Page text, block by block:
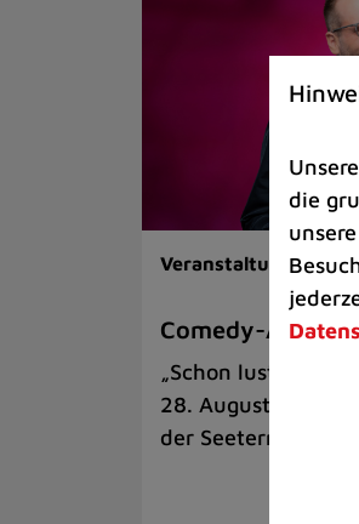
Veranstaltungen |
Comedy-Abend
„Schon lustig,
28. August auf der
der Seeterrasse
die